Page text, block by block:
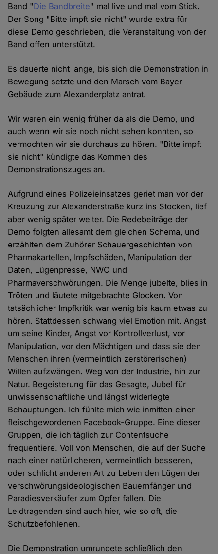
Band "Die Bandbreite" mal live und mal vom Stick.
Der Song "Bitte impft sie nicht" wurde extra für
diese Demo geschrieben, die Veranstaltung von der
Band offen unterstützt.
Es dauerte nicht lange, bis sich die Demonstration in
Bewegung setzte und den Marsch vom Bayer-
Gebäude zum Alexanderplatz antrat.
Wir waren ein wenig früher da als die Demo, und
auch wenn wir sie noch nicht sehen konnten, so
vermochten wir sie durchaus zu hören. "Bitte impft
sie nicht" kündigte das Kommen des
Demonstrationszuges an.
Aufgrund eines Polizeieinsatzes geriet man vor der
Kreuzung zur Alexanderstraße kurz ins Stocken, lief
aber wenig später weiter. Die Redebeiträge der
Demo folgten allesamt dem gleichen Schema, und
erzählten dem Zuhörer Schauergeschichten von
Pharmakartellen, Impfschäden, Manipulation der
Daten, Lügenpresse, NWO und
Pharmaverschwörungen. Die Menge jubelte, blies in
Tröten und läutete mitgebrachte Glocken. Von
tatsächlicher Impfkritik war wenig bis kaum etwas zu
hören. Stattdessen schwang viel Emotion mit. Angst
um seine Kinder, Angst vor Kontrollverlust, vor
Manipulation, vor den Mächtigen und dass sie den
Menschen ihren (vermeintlich zerstörerischen)
Willen aufzwängen. Weg von der Industrie, hin zur
Natur. Begeisterung für das Gesagte, Jubel für
unwissenschaftliche und längst widerlegte
Behauptungen. Ich fühlte mich wie inmitten einer
fleischgewordenen Facebook-Gruppe. Eine dieser
Gruppen, die ich täglich zur Contentsuche
frequentiere. Voll von Menschen, die auf der Suche
nach einer natürlicheren, vermeintlich besseren,
oder schlicht anderen Art zu Leben den Lügen der
verschwörungsideologischen Bauernfänger und
Paradiesverkäufer zum Opfer fallen. Die
Leidtragenden sind auch hier, wie so oft, die
Schutzbefohlenen.
Die Demonstration umrundete schließlich den